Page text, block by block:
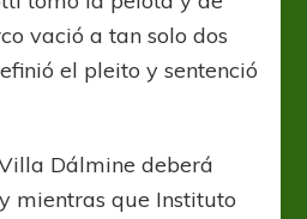
vació a tan solo dos
el pleito y sentenció
Dálmine deberá
mientras que Instituto